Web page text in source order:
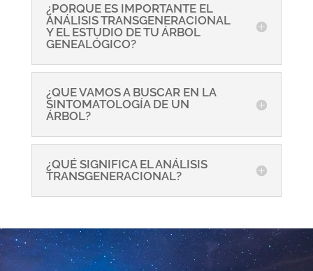
¿PORQUE ES IMPORTANTE EL
ANÁLISIS TRANSGENERACIONAL
Y EL ESTUDIO DE TU ÁRBOL
GENEALÓGICO?
¿QUE VAMOS A BUSCAR EN LA
SINTOMATOLOGÍA DE UN
ÁRBOL?
¿QUÉ SIGNIFICA EL ANÁLISIS
TRANSGENERACIONAL?